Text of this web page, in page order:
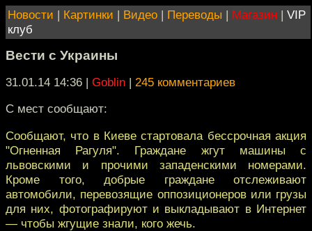
Новости | Картинки | Видео | Переводы | Магазин | VIP
клуб
Вести с Украины
31.01.14 14:36 | Goblin | 245 комментариев
С мест сообщают:
Сообщают, что в Киеве стартовала бессрочная акция
"Огненная Рагуля". Граждане жгут машины с
львовскими и прочими западенскими номерами.
Кроме того, добрые граждане отслеживают
автомобили, перевозящие оппозиционеров или грузы
для них, фотографируют и выкладывают в Интернет
— чтобы жгущие знали, кого жечь.